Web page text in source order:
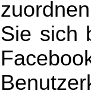
Sie sich